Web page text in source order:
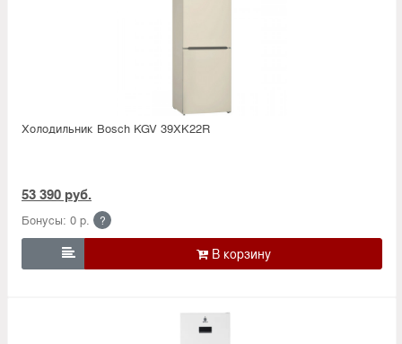
Холодильник Bosсh KGV 39XK22R
53 390 руб.
Бонусы: 0 р. ?
